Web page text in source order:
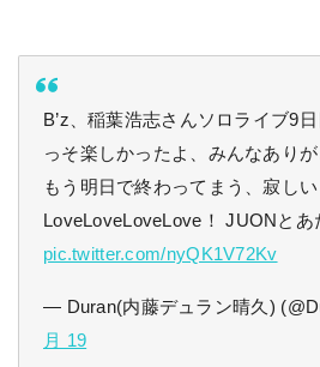
B’z、稲葉浩志さんソロライブ9
っそ楽しかったよ、みんなあり
もう明日で終わってまう、寂しい
LoveLoveLoveLove！ JUONとあ
pic.twitter.com/nyQK1V72Kv
— Duran(内藤デュラン晴久)
月 19